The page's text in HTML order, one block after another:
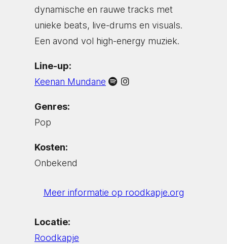
dynamische en rauwe tracks met
unieke beats, live-drums en visuals.
Een avond vol high-energy muziek.
Line-up:
Keenan Mundane
Genres:
Pop
Kosten:
Onbekend
Meer informatie op roodkapje.org
Locatie:
Roodkapje